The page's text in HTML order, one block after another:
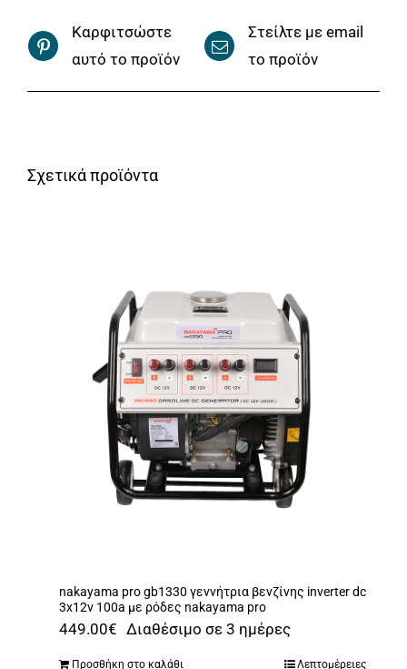
Καρφιτσώστε
αυτό το προϊόν
Στείλτε με email
το προϊόν
Σχετικά προϊόντα
nakayama pro gb1330 γεννήτρια βενζίνης inverter dc
3x12v 100a με ρόδες nakayama pro
449.00€ Διαθέσιμο σε 3 ημέρες
Προσθήκη στο καλάθι Λεπτομέρειες